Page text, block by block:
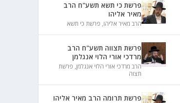
פרשת כי תשא תשע"ח הרב
מאיר אליהו
הרב מאיר אליהו, פרשת כי תשא
פרשת תצווה תשע"ח הרב
מרדכי אורי הלוי אנגלמן
הרב מרדכי אורי הלוי אנגלמן, פרשת
תצוה
פרשת תרומה הרב מאיר אליהו